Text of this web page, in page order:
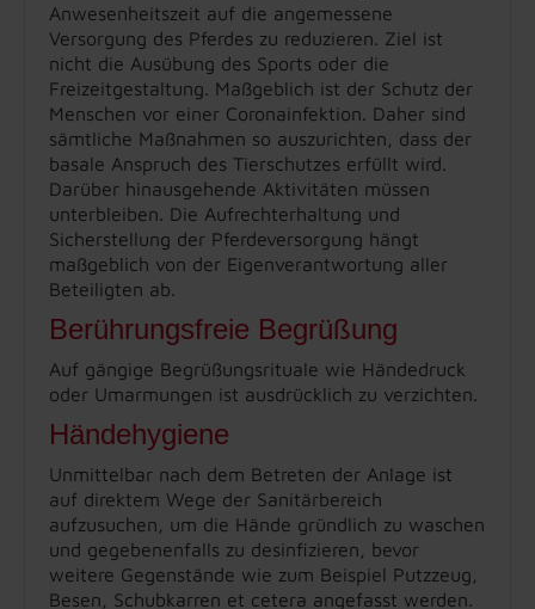
Anwesenheitszeit auf die angemessene
Versorgung des Pferdes zu reduzieren. Ziel ist
nicht die Ausübung des Sports oder die
Freizeitgestaltung. Maßgeblich ist der Schutz der
Menschen vor einer Coronainfektion. Daher sind
sämtliche Maßnahmen so auszurichten, dass der
basale Anspruch des Tierschutzes erfüllt wird.
Darüber hinausgehende Aktivitäten müssen
unterbleiben. Die Aufrechterhaltung und
Sicherstellung der Pferdeversorgung hängt
maßgeblich von der Eigenverantwortung aller
Beteiligten ab.
Berührungsfreie Begrüßung
Auf gängige Begrüßungsrituale wie Händedruck
oder Umarmungen ist ausdrücklich zu verzichten.
Händehygiene
Unmittelbar nach dem Betreten der Anlage ist
auf direktem Wege der Sanitärbereich
aufzusuchen, um die Hände gründlich zu waschen
und gegebenenfalls zu desinfizieren, bevor
weitere Gegenstände wie zum Beispiel Putzzeug,
Besen, Schubkarren et cetera angefasst werden.